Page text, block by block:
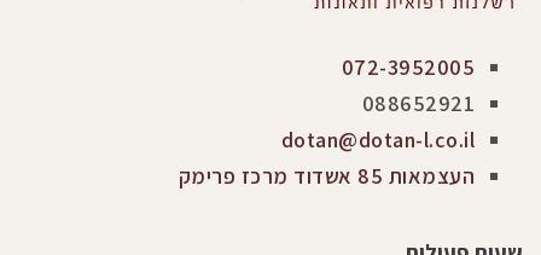
072-3952005
088652921
dotan@dotan-l.co.il
העצמאות 85 אשדוד מרכז פרימק